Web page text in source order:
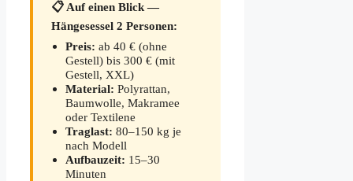
📋 Auf einen Blick —
Hängesessel 2 Personen:
Preis: ab 40 € (ohne
Gestell) bis 300 € (mit
Gestell, XXL)
Material: Polyrattan,
Baumwolle, Makramee
oder Textilene
Traglast: 80–150 kg je
nach Modell
Aufbauzeit: 15–30
Minuten